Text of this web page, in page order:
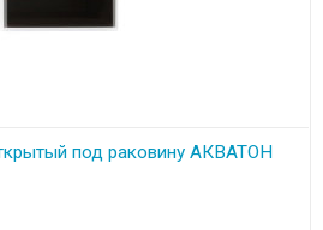
под раковину АКВАТОН